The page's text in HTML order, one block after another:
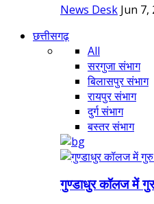
News Desk Jun 7,
छत्तीसगढ़
All
सरगुजा संभाग
बिलासपुर संभाग
रायपुर संभाग
दुर्ग संभाग
बस्तर संभाग
गुण्डाधुर कॉलज में